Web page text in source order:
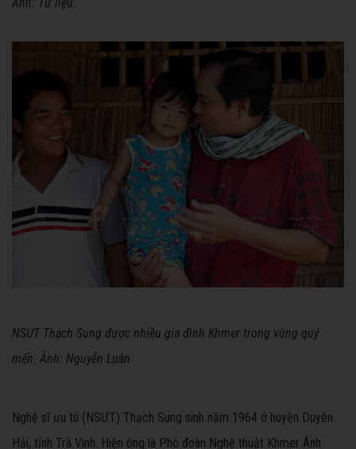
NSƯT Thạch Sung được nhiều gia đình Khmer trong vùng quý
mến. Ảnh: Nguyễn Luân
Nghệ sĩ ưu tú (NSƯT) Thạch Sung sinh năm 1964 ở huyện Duyên
Hải, tỉnh Trà Vinh. Hiện ông là Phó đoàn Nghệ thuật Khmer Ánh